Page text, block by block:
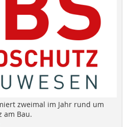
zweimal im Jahr rund um
am Bau.